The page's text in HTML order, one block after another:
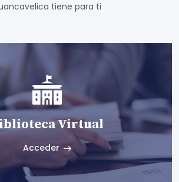
tiene para ti
Virtual
Acceder